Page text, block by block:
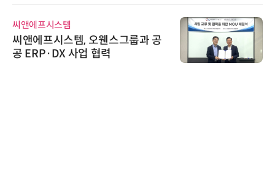
씨앤에프시스템
씨앤에프시스템, 오웬스그룹과 공
공 ERP·DX 사업 협력